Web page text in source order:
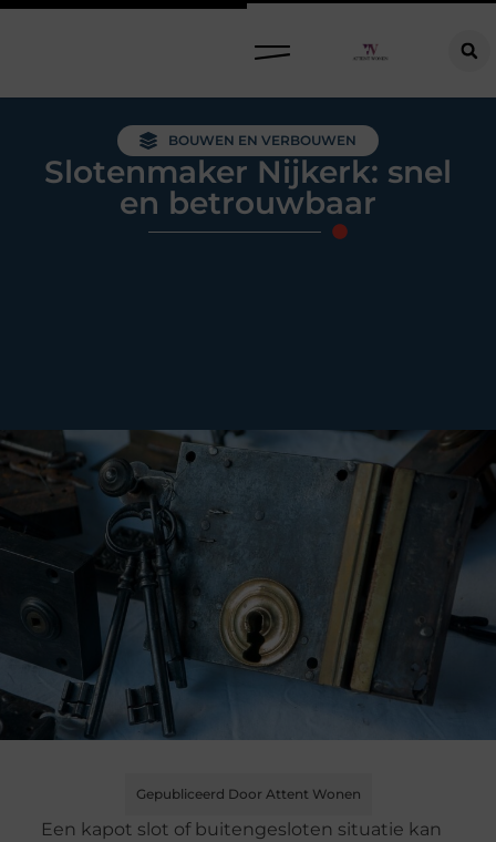
BOUWEN EN VERBOUWEN
Slotenmaker Nijkerk: snel
en betrouwbaar
Gepubliceerd Door Attent Wonen
Een kapot slot of buitengesloten situatie kan